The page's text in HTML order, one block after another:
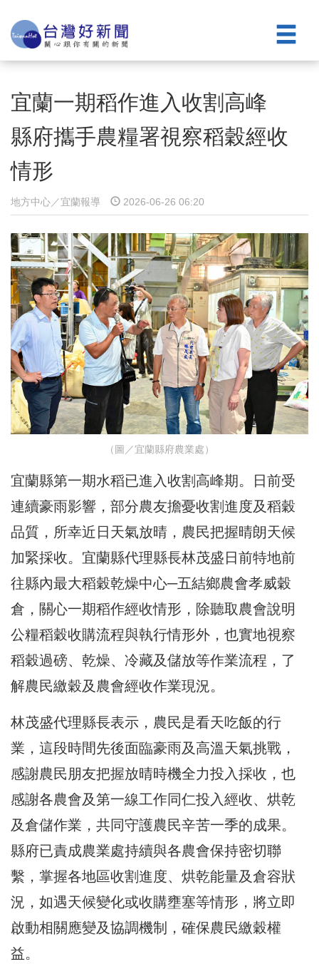
宜蘭一期稻作進入收割高峰
縣府攜手農糧署視察稻穀經收
情形
地方中心／宜蘭報導 2026-06-26 06:20
（圖／宜蘭縣府農業處）
宜蘭縣第一期水稻已進入收割高峰期。日前受
連續豪雨影響，部分農友擔憂收割進度及稻穀
品質，所幸近日天氣放晴，農民把握晴朗天候
加緊採收。宜蘭縣代理縣長林茂盛日前特地前
往縣內最大稻穀乾燥中心─五結鄉農會孝威穀
倉，關心一期稻作經收情形，除聽取農會說明
公糧稻穀收購流程與執行情形外，也實地視察
稻穀過磅、乾燥、冷藏及儲放等作業流程，了
解農民繳穀及農會經收作業現況。
林茂盛代理縣長表示，農民是看天吃飯的行
業，這段時間先後面臨豪雨及高溫天氣挑戰，
感謝農民朋友把握放晴時機全力投入採收，也
感謝各農會及第一線工作同仁投入經收、烘乾
及倉儲作業，共同守護農民辛苦一季的成果。
縣府已責成農業處持續與各農會保持密切聯
繫，掌握各地區收割進度、烘乾能量及倉容狀
況，如遇天候變化或收購壅塞等情形，將立即
啟動相關應變及協調機制，確保農民繳穀權
益。